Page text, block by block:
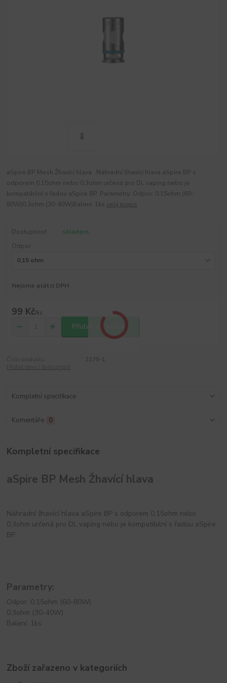
aSpire BP Mesh Žhavící hlava Náhradní žhavící hlava aSpire BP s
odporem 0,15ohm nebo 0,3ohm určená pro DL vaping nebo je
kompatibilní s řadou aSpire BP. Parametry: Odpor: 0,15ohm (60-
80W)0,3ohm (30-40W)Balení: 1ks celý popis
Dostupnost
skladem
Odpor
Nejsme plátci DPH
99 Kč/ks
Přidat do košíku
Kompletní specifikace
Komentáře 0
Kompletní specifikace
aSpire BP Mesh Žhavící hlava
Náhradní žhavící hlava aSpire BP s odporem 0,15ohm nebo
0,3ohm určená pro DL vaping nebo je kompatibilní s řadou aSpire
BP.
Parametry:
Odpor: 0,15ohm (60-80W)
0,3ohm (30-40W)
Balení: 1ks
Zboží zařazeno v kategoriích